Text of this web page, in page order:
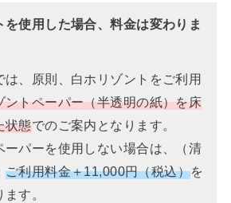
を使用した場合、料金は変わりま
は、原則、白ホリゾントをご利用
ントペーパー（半透明の紙）を床
状態でのご案内となります。
ーパーを使用しない場合は、（清
ご利用料金＋11,000円（税込）を
す。